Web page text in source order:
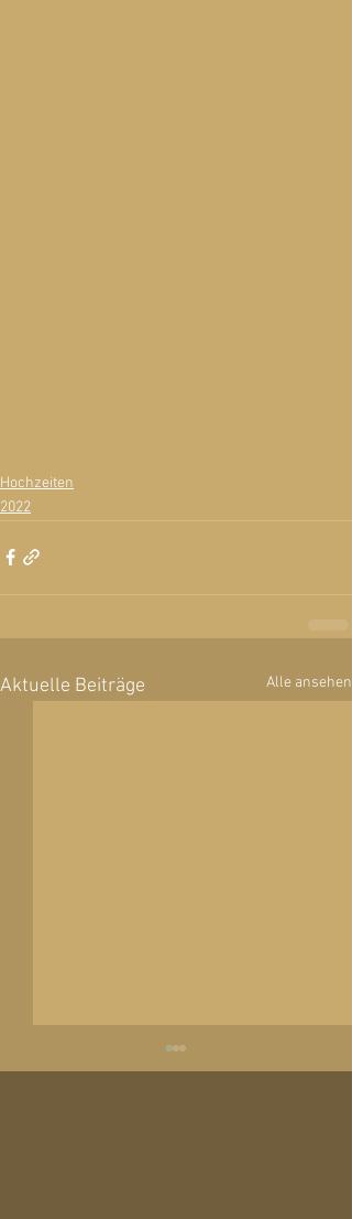
Hochzeiten
2022
Aktuelle Beiträge Alle ansehen